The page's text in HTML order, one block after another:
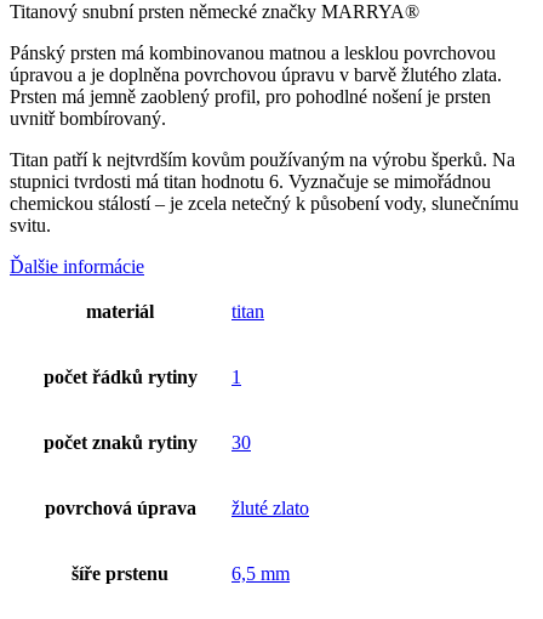
Titanový snubní prsten německé značky MARRYA®
Pánský prsten má kombinovanou matnou a lesklou povrchovou
úpravou a je doplněna povrchovou úpravu v barvě žlutého zlata.
Prsten má jemně zaoblený profil, pro pohodlné nošení je prsten
uvnitř bombírovaný.
Titan patří k nejtvrdším kovům používaným na výrobu šperků. Na
stupnici tvrdosti má titan hodnotu 6. Vyznačuje se mimořádnou
chemickou stálostí – je zcela netečný k působení vody, slunečnímu
svitu.
Ďalšie informácie
materiál titan
počet řádků rytiny 1
počet znaků rytiny 30
povrchová úprava žluté zlato
šíře prstenu 6,5 mm